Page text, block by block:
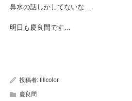
鼻水の話しかしてないな…
明日も慶良間です…
投稿者: fillcolor
慶良間